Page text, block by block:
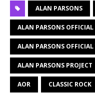
ALAN PARSONS
ALAN PARSONS OFFICIAL
ALAN PARSONS OFFICIAL
ALAN PARSONS PROJECT
AOR CLASSIC ROCK